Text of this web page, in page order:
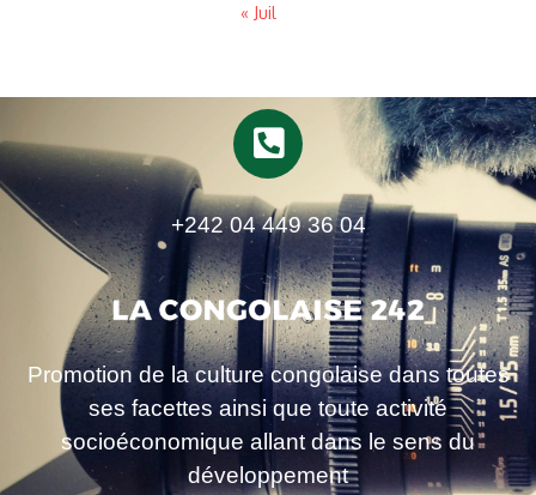
« Juil
+242 04 449 36 04
Promotion de la culture congolaise dans toutes
ses facettes ainsi que toute activité
socioéconomique allant dans le sens du
développement